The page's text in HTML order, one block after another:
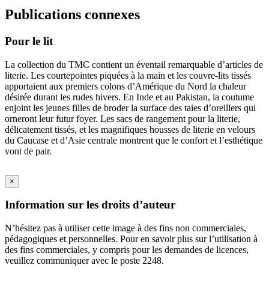
Publications connexes
Pour le lit
La collection du TMC contient un éventail remarquable d’articles de
literie. Les courtepointes piquées à la main et les couvre-lits tissés
apportaient aux premiers colons d’Amérique du Nord la chaleur
désirée durant les rudes hivers. En Inde et au Pakistan, la coutume
enjoint les jeunes filles de broder la surface des taies d’oreillers qui
orneront leur futur foyer. Les sacs de rangement pour la literie,
délicatement tissés, et les magnifiques housses de literie en velours
du Caucase et d’Asie centrale montrent que le confort et l’esthétique
vont de pair.
×
Information sur les droits d’auteur
N’hésitez pas à utiliser cette image à des fins non commerciales,
pédagogiques et personnelles. Pour en savoir plus sur l’utilisation à
des fins commerciales, y compris pour les demandes de licences,
veuillez communiquer avec le poste 2248.